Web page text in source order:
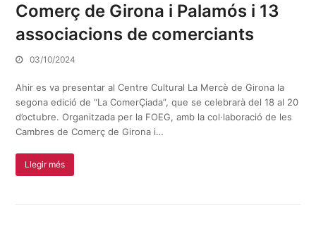
Comerç de Girona i Palamós i 13
associacions de comerciants
03/10/2024
Ahir es va presentar al Centre Cultural La Mercè de Girona la
segona edició de “La ComerÇiada”, que se celebrarà del 18 al 20
d’octubre. Organitzada per la FOEG, amb la col·laboració de les
Cambres de Comerç de Girona i…
Llegir més